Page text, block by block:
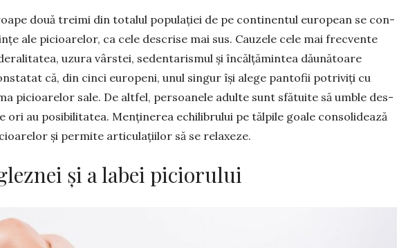
două treimi din totalul populației de pe continentul european se con­
ale picioarelor, ca cele descrise mai sus. Cauzele cele mai frecvente
uzura vârstei, sedentarismul și încălță­mintea dăunătoare
că, din cinci europeni, unul singur își alege pantofii potri­viți cu
picioarelor sale. De alt­fel, persoanele adulte sunt sfătuite să umble des­
ori au posibilitatea. Menți­nerea echilibrului pe tălpile goale conso­lidează
și permite articulațiilor să se relaxeze.
și a labei piciorului